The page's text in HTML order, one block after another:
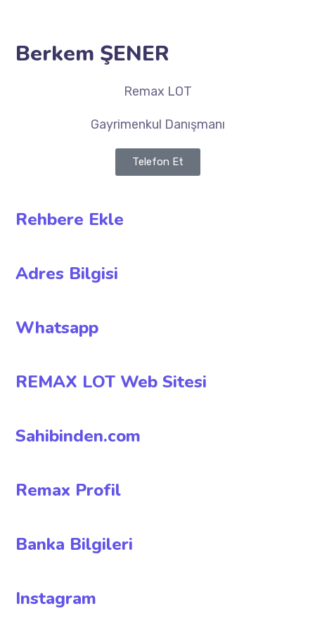
Berkem ŞENER
Remax LOT
Gayrimenkul Danışmanı
Telefon Et
Rehbere Ekle
Adres Bilgisi
Whatsapp
REMAX LOT Web Sitesi
Sahibinden.com
Remax Profil
Banka Bilgileri
Instagram